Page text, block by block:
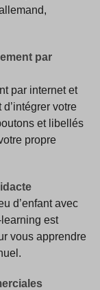
par
par internet et
votre
et libellés
propre
d’enfant avec
learning est
vous apprendre